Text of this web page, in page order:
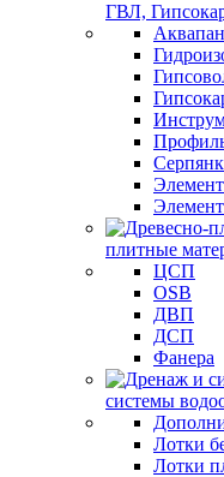
ГВЛ,
плитные
ЦСП
OSB
ДВП
ДСП
Фанера
системы
Лотки
Лотки